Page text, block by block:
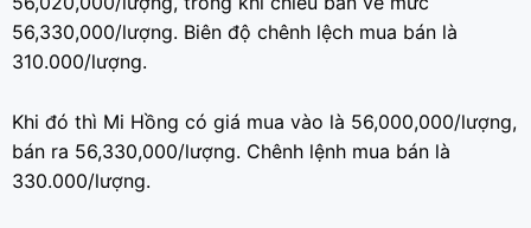
56,330,000/lượng. Biên độ chênh lệch mua bán là
310.000/lượng.
Khi đó thì Mi Hồng có giá mua vào là 56,000,000/lượng,
bán ra 56,330,000/lượng. Chênh lệnh mua bán là
330.000/lượng.